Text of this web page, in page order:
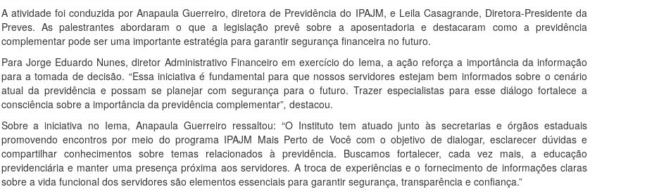
A atividade foi conduzida por Anapaula Guerreiro, diretora de Previdência do IPAJM, e Leila Casagrande, Diretora-Presidente da
Preves. As palestrantes abordaram o que a legislação prevê sobre a aposentadoria e destacaram como a previdência
complementar pode ser uma importante estratégia para garantir segurança financeira no futuro.
Para Jorge Eduardo Nunes, diretor Administrativo Financeiro em exercício do Iema, a ação reforça a importância da informação
para a tomada de decisão. “Essa iniciativa é fundamental para que nossos servidores estejam bem informados sobre o cenário
atual da previdência e possam se planejar com segurança para o futuro. Trazer especialistas para esse diálogo fortalece a
consciência sobre a importância da previdência complementar”, destacou.
Sobre a iniciativa no Iema, Anapaula Guerreiro ressaltou: “O Instituto tem atuado junto às secretarias e órgãos estaduais
promovendo encontros por meio do programa IPAJM Mais Perto de Você com o objetivo de dialogar, esclarecer dúvidas e
compartilhar conhecimentos sobre temas relacionados à previdência. Buscamos fortalecer, cada vez mais, a educação
previdenciária e manter uma presença próxima aos servidores. A troca de experiências e o fornecimento de informações claras
sobre a vida funcional dos servidores são elementos essenciais para garantir segurança, transparência e confiança.”